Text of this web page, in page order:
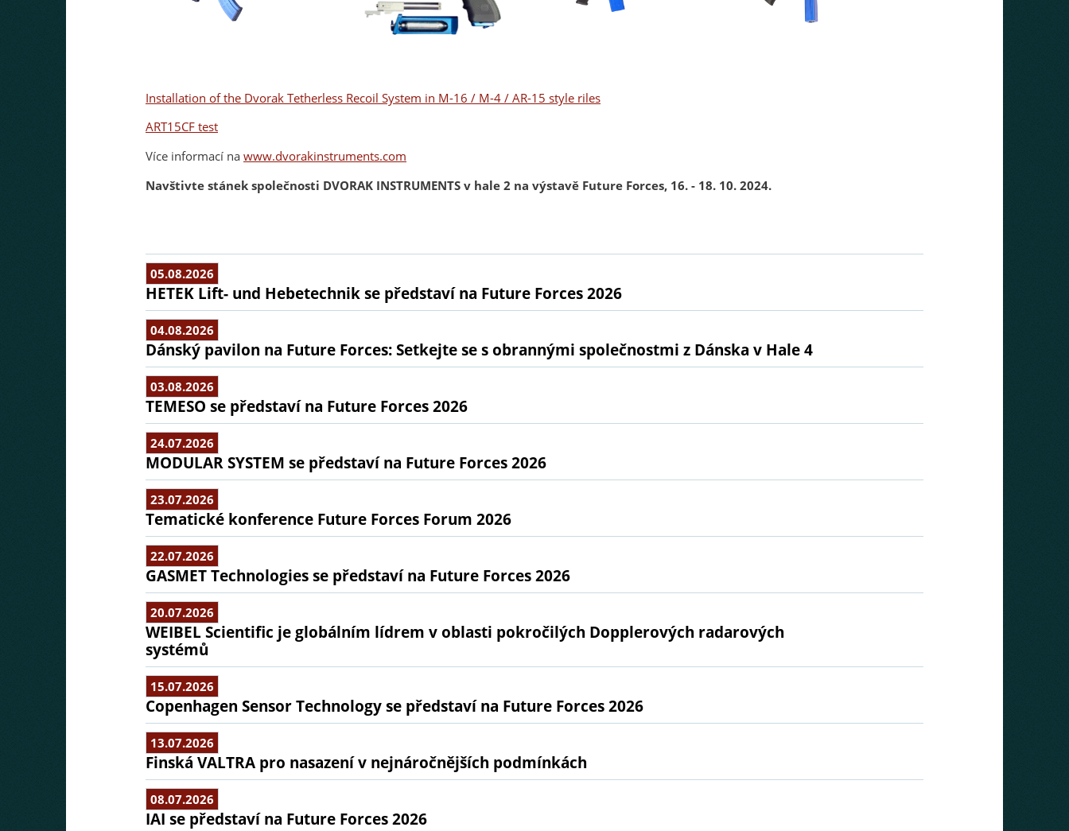
Installation of the Dvorak Tetherless Recoil System in M-16 / M-4 / AR-15 style riles
ART15CF test
Více informací na www.dvorakinstruments.com
Navštivte stánek společnosti DVORAK INSTRUMENTS v hale 2 na výstavě Future Forces, 16. - 18. 10. 2024.
05.08.2026
HETEK Lift- und Hebetechnik se představí na Future Forces 2026
04.08.2026
Dánský pavilon na Future Forces: Setkejte se s obrannými společnostmi z Dánska v Hale 4
03.08.2026
TEMESO se představí na Future Forces 2026
24.07.2026
MODULAR SYSTEM se představí na Future Forces 2026
23.07.2026
Tematické konference Future Forces Forum 2026
22.07.2026
GASMET Technologies se představí na Future Forces 2026
20.07.2026
WEIBEL Scientific je globálním lídrem v oblasti pokročilých Dopplerových radarových
systémů
15.07.2026
Copenhagen Sensor Technology se představí na Future Forces 2026
13.07.2026
Finská VALTRA pro nasazení v nejnáročnějších podmínkách
08.07.2026
IAI se představí na Future Forces 2026